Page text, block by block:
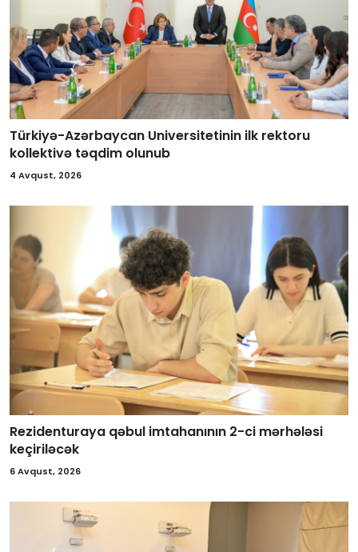
Türkiyə-Azərbaycan Universitetinin ilk rektoru
kollektivə təqdim olunub
4 Avqust, 2026
Rezidenturaya qəbul imtahanının 2-ci mərhələsi
keçiriləcək
6 Avqust, 2026